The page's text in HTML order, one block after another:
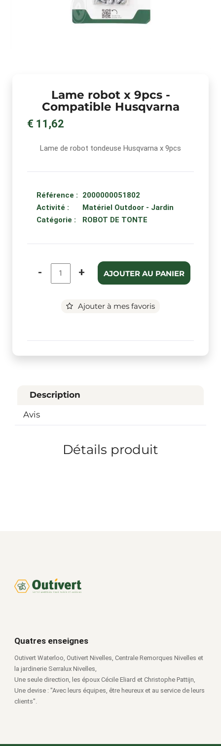
Lame robot x 9pcs -
Compatible Husqvarna
€ 11,62
Lame de robot tondeuse Husqvarna x 9pcs
Référence :
2000000051802
Activité :
Matériel Outdoor - Jardin
Catégorie :
ROBOT DE TONTE
- + AJOUTER AU PANIER
Ajouter à mes favoris
Description
Avis
Détails produit
Quatres enseignes
Outivert Waterloo, Outivert Nivelles, Centrale Remorques Nivelles et
la jardinerie Serralux Nivelles,
Une seule direction, les époux Cécile Eliard et Christophe Pattijn,
Une devise : "Avec leurs équipes, être heureux et au service de leurs
clients".